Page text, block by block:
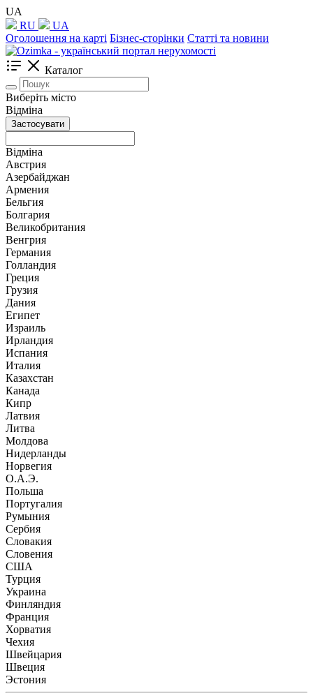
UA
RU
UA
Оголошення на карті Бізнес-сторінки Статті та новини
Каталог
Виберіть місто
Відміна
Застосувати
Відміна
Австрия
Азербайджан
Армения
Бельгия
Болгария
Великобритания
Венгрия
Германия
Голландия
Греция
Грузия
Дания
Египет
Израиль
Ирландия
Испания
Италия
Казахстан
Канада
Кипр
Латвия
Литва
Молдова
Нидерланды
Норвегия
О.А.Э.
Польша
Португалия
Румыния
Сербия
Словакия
Словения
США
Турция
Украина
Финляндия
Франция
Хорватия
Чехия
Швейцария
Швеция
Эстония